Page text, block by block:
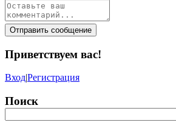
Отправить сообщение
Приветствуем вас!
Вход|Регистрация
Поиск